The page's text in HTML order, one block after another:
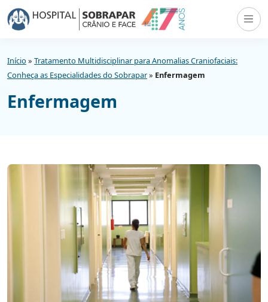
Início » Tratamento Multidisciplinar para Anomalias Craniofaciais:
Conheça as Especialidades do Sobrapar» Enfermagem
Enfermagem